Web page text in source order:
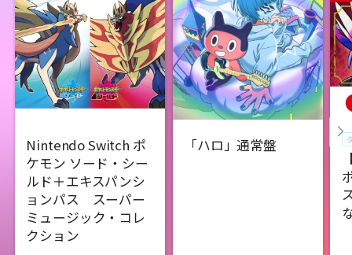
Nintendo Switch ポ
ケモン ソード・シー
ルド＋エキスパンシ
ョンパス スーパー
ミュージック・コレ
クション
「ハロ」通常盤